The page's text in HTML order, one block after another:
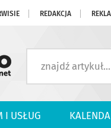
REDAKCJA
I USŁUG